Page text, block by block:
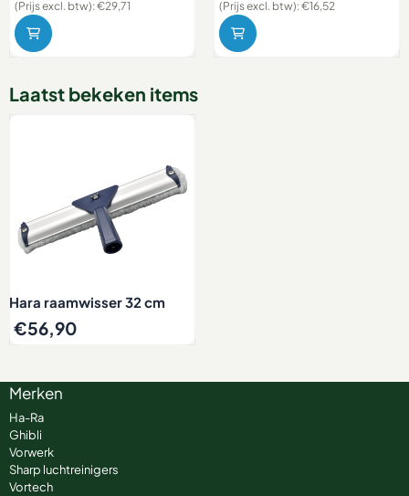
(Prijs excl. btw):€29,71 (Prijs excl. btw):€16,52
Laatst bekeken items
Hara raamwisser 32 cm
€56,90
Merken
Ha-Ra
Ghibli
Vorwerk
Sharp luchtreinigers
Vortech